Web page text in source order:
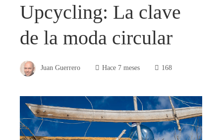
Upcycling: La clave
de la moda circular
Juan Guerrero Hace 7 meses 168